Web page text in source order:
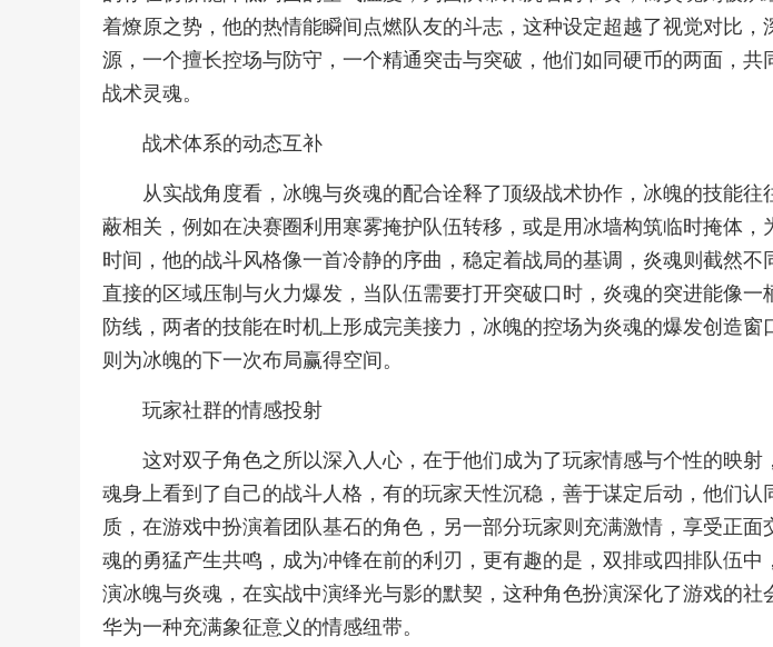
着燎原之势，他的热情能瞬间点燃队友的斗志，这种设定超越了视觉对比，
源，一个擅长控场与防守，一个精通突击与突破，他们如同硬币的两面，共
战术灵魂。
战术体系的动态互补
从实战角度看，冰魄与炎魂的配合诠释了顶级战术协作，冰魄的技能往
蔽相关，例如在决赛圈利用寒雾掩护队伍转移，或是用冰墙构筑临时掩体，
时间，他的战斗风格像一首冷静的序曲，稳定着战局的基调，炎魂则截然不
直接的区域压制与火力爆发，当队伍需要打开突破口时，炎魂的突进能像一
防线，两者的技能在时机上形成完美接力，冰魄的控场为炎魂的爆发创造窗
则为冰魄的下一次布局赢得空间。
玩家社群的情感投射
这对双子角色之所以深入人心，在于他们成为了玩家情感与个性的映射
魂身上看到了自己的战斗人格，有的玩家天性沉稳，善于谋定后动，他们认
质，在游戏中扮演着团队基石的角色，另一部分玩家则充满激情，享受正面
魂的勇猛产生共鸣，成为冲锋在前的利刃，更有趣的是，双排或四排队伍中
演冰魄与炎魂，在实战中演绎光与影的默契，这种角色扮演深化了游戏的社
华为一种充满象征意义的情感纽带。